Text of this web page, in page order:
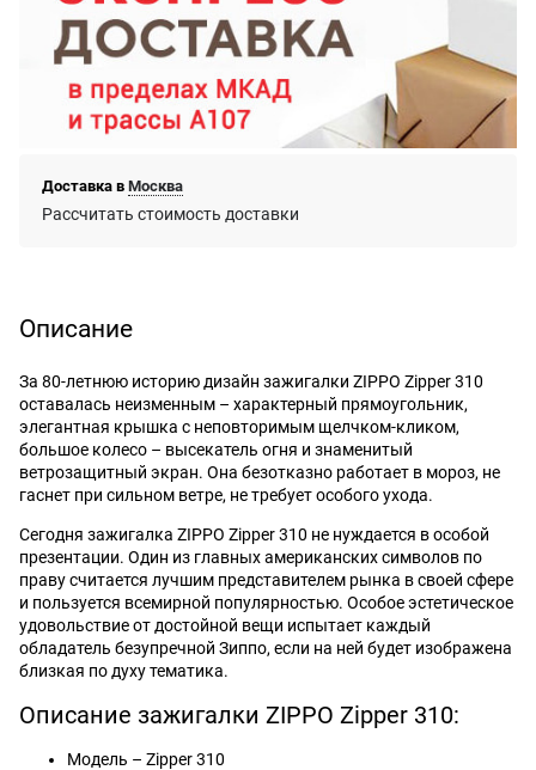
Доставка в Москва
Рассчитать стоимость доставки
Описание
За 80-летнюю историю дизайн зажигалки ZIPPO Zipper 310
оставалась неизменным – характерный прямоугольник,
элегантная крышка с неповторимым щелчком-кликом,
большое колесо – высекатель огня и знаменитый
ветрозащитный экран. Она безотказно работает в мороз, не
гаснет при сильном ветре, не требует особого ухода.
Сегодня зажигалка ZIPPO Zipper 310 не нуждается в особой
презентации. Один из главных американских символов по
праву считается лучшим представителем рынка в своей сфере
и пользуется всемирной популярностью. Особое эстетическое
удовольствие от достойной вещи испытает каждый
обладатель безупречной Зиппо, если на ней будет изображена
близкая по духу тематика.
Описание зажигалки ZIPPO Zipper 310:
Модель – Zipper 310